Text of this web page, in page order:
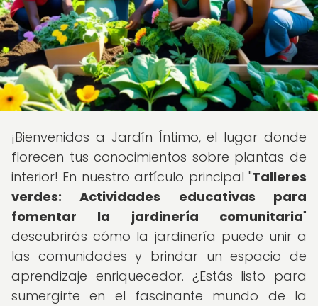
¡Bienvenidos a Jardín Íntimo, el lugar donde
florecen tus conocimientos sobre plantas de
interior! En nuestro artículo principal "Talleres
verdes: Actividades educativas para
fomentar la jardinería comunitaria"
descubrirás cómo la jardinería puede unir a
las comunidades y brindar un espacio de
aprendizaje enriquecedor. ¿Estás listo para
sumergirte en el fascinante mundo de la